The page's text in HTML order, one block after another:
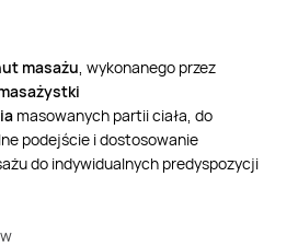
masażu wykonanego przez
masowanych partii ciała, do
podejście i dostosowanie
do indywidualnych predyspozycji